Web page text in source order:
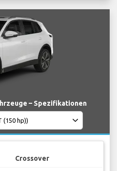
– Spezifikationen
Crossover